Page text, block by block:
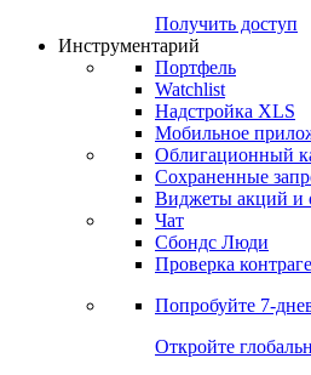
Получить доступ
Инструментарий
Портфель
Watchlist
Надстройка XLS
Мобильное
Облигационный
Сохраненные
Виджеты акций и
Чат
Сбондс Люди
Проверка
Попробуйте 7-
Откройте